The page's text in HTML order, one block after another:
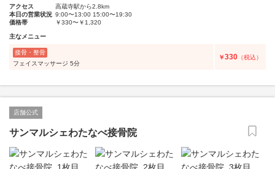
アクセス
高蔵寺駅から2.8km
本日の営業状況 9:00〜13:00 15:00〜19:30
価格帯
￥330〜￥1,320
主なメニュー
接骨・整骨
フェイスマッサージ 5分
￥330 （税込）
店舗公式
サンマルシェわたなべ接骨院